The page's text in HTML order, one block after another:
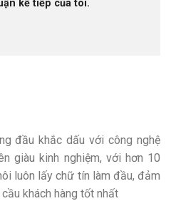
kế tiếp của tôi.
đầu khắc dấu với công nghệ
giàu kinh nghiệm, với hơn 10
luôn lấy chữ tín làm đầu, đảm
khách hàng tốt nhất